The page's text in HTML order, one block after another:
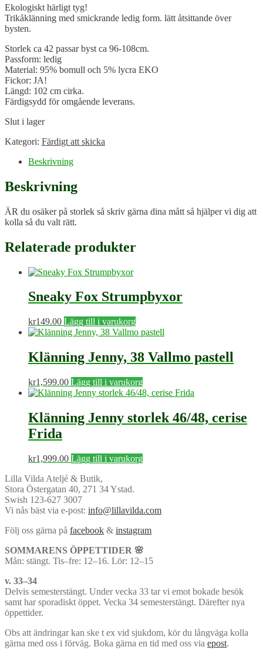
Ekologiskt härligt tyg!
Trikåklänning med smickrande ledig form. lätt åtsittande över
bysten.
Storlek ca 42 passar byst ca 96-108cm.
Passform: ledig
Material: 95% bomull och 5% lycra EKO
Fickor: JA!
Längd: 102 cm cirka.
Färdigsydd för omgående leverans.
Slut i lager
Kategori: Färdigt att skicka
Beskrivning
Beskrivning
ÄR du osäker på storlek så skriv gärna dina mått så hjälper vi dig att
kolla så du valt rätt.
Relaterade produkter
Sneaky Fox Strumpbyxor
kr149.00 Lägg till i varukorg
Klänning Jenny, 38 Vallmo pastell
kr1,599.00 Lägg till i varukorg
Klänning Jenny storlek 46/48, cerise
Frida
kr1,999.00 Lägg till i varukorg
Lilla Vilda Ateljé & Butik,
Stora Östergatan 40, 271 34 Ystad.
Swish 123-627 3007
Vi nås bäst via e-post: info@lillavilda.com
Följ oss gärna på facebook & instagram
SOMMARENS ÖPPETTIDER 🌸
Mån: stängt. Tis–fre: 12–16. Lör: 12–15
v. 33–34
Delvis semesterstängt. Under vecka 33 tar vi emot bokade besök
samt har sporadiskt öppet. Vecka 34 semesterstängt. Därefter nya
öppettider.
Obs att ändringar kan ske t ex vid sjukdom, kör du långväga kolla
gärna med oss i förväg. Boka gärna en tid med oss via epost.